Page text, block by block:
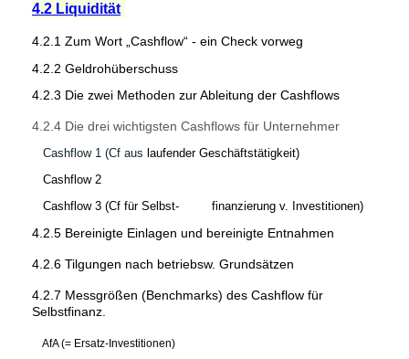
4.2 Liquidität
4.2.1 Zum Wort „Cashflow“ - ein Check vorweg
4.2.2 Geldrohüberschuss
4.2.3 Die zwei Methoden zur Ableitung der Cashflows
4.2.4 Die drei wichtigsten Cashflows für Unternehmer
Cashflow 1 (Cf aus laufender Geschäftstätigkeit)
Cashflow 2
Cashflow 3 (Cf für Selbst- finanzierung v. Investitionen)
4.2.5 Bereinigte Einlagen und bereinigte Entnahmen
4.2.6 Tilgungen nach betriebsw. Grundsätzen
4.2.7 Messgrößen (Benchmarks) des Cashflow für
Selbstfinanz.
AfA (= Ersatz-Investitionen)